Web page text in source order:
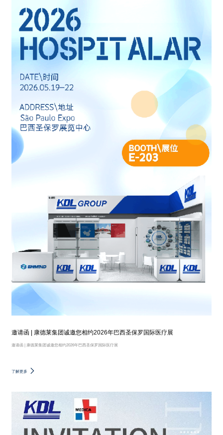
邀请函 | 康德莱集团诚邀您相约2026年巴西圣保罗国际医疗展
邀请函 | 康德莱集团诚邀您相约2026年巴西圣保罗国际医疗展
了解更多